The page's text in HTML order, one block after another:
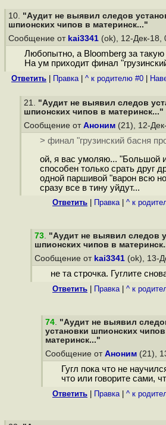
10. "Аудит не выявил следов
шпионских чипов в материнск..."
Сообщение от kai3341 (ok), 12-Дек-18,
Любопытно, а Bloomberg за такую
На ум приходит финал
Ответить Правка| ^ к родителю #0
21. "Аудит не выявил следов
шпионских чипов в материнск..."
Сообщение от Аноним (21), 12-
> финал "грузинский басня
ой, я вас умоляю... "Большой
способен только срать друг
одной паршивой "варон всю
сразу все в тину уйдут...
Ответить Правка| ^ к
73. "Аудит не выявил следов
шпионских чипов в
Сообщение от kai3341 (ok), 13-
не та строчка. Гуглите
Ответить Правка| ^ к
74. "Аудит не выявил
установки шпионских
материнск..."
Сообщение от Аноним (21),
Гугл пока что не
что или говорите сами,
Ответить Правка| ^ к